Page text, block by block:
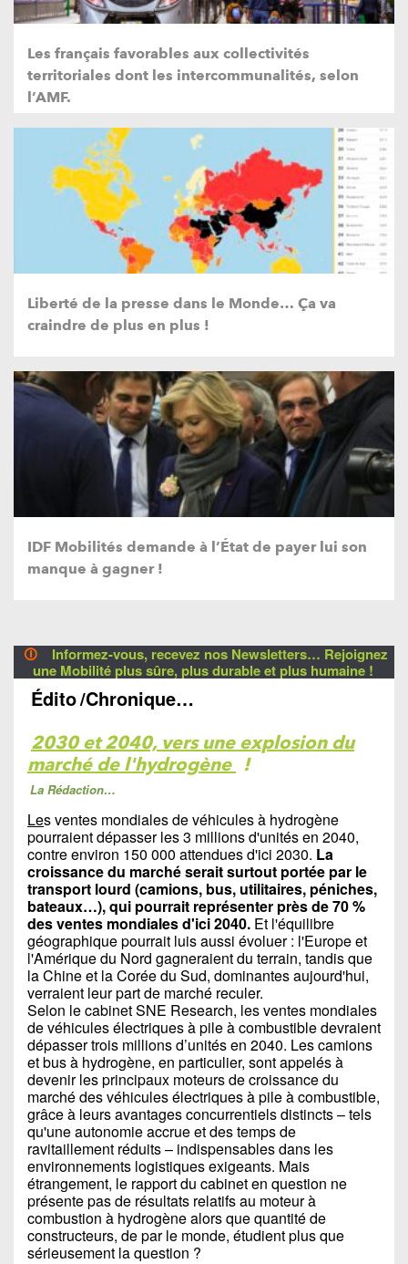
Les français favorables aux collectivités
territoriales dont les intercommunalités, selon
l’AMF.
Liberté de la presse dans le Monde… Ça va
craindre de plus en plus !
IDF Mobilités demande à l’État de payer lui son
manque à gagner !
🛈
Informez-vous, recevez nos Newsletters… Rejoignez
une Mobilité plus sûre, plus durable et plus humaine !
Édito/Chronique…
2030 et 2040, vers une explosion du
marché de l'hydrogène !
La Rédaction…
Les ventes mondiales de véhicules à hydrogène
pourraient dépasser les 3 millions d'unités en 2040,
contre environ 150 000 attendues d'ici 2030. La
croissance du marché serait surtout portée par le
transport lourd (camions, bus, utilitaires, péniches,
bateaux…), qui pourrait représenter près de 70 %
des ventes mondiales d'ici 2040. Et l'équilibre
géographique pourrait luis aussi évoluer : l'Europe et
l'Amérique du Nord gagneraient du terrain, tandis que
la Chine et la Corée du Sud, dominantes aujourd'hui,
verraient leur part de marché reculer.
Selon le cabinet SNE Research, les ventes mondiales
de véhicules électriques à pile à combustible devraient
dépasser trois millions d’unités en 2040. Les camions
et bus à hydrogène, en particulier, sont appelés à
devenir les principaux moteurs de croissance du
marché des véhicules électriques à pile à combustible,
grâce à leurs avantages concurrentiels distincts – tels
qu'une autonomie accrue et des temps de
ravitaillement réduits – indispensables dans les
environnements logistiques exigeants. Mais
étrangement, le rapport du cabinet en question ne
présente pas de résultats relatifs au moteur à
combustion à hydrogène alors que quantité de
constructeurs, de par le monde, étudient plus que
sérieusement la question ?